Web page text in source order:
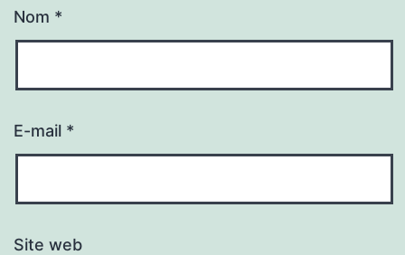
Nom *
E-mail *
Site web